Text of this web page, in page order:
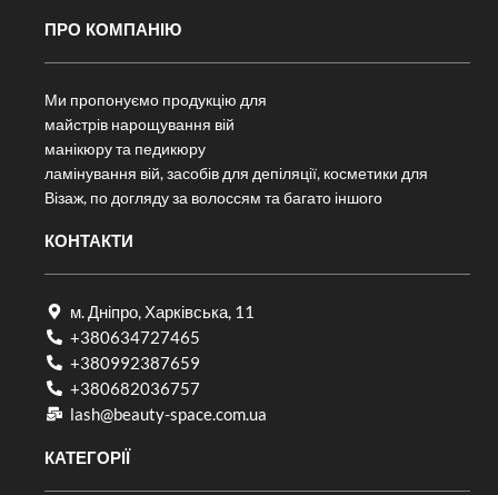
ПРО КОМПАНІЮ
Ми пропонуємо продукцію для
майстрів нарощування вій
манікюру та педикюру
ламінування вій, засобів для депіляції, косметики для
Візаж, по догляду за волоссям та багато іншого
КОНТАКТИ
м. Дніпро, Харківська, 11
+380634727465
+380992387659
+380682036757​
lash@beauty-space.com.ua
КАТЕГОРІЇ